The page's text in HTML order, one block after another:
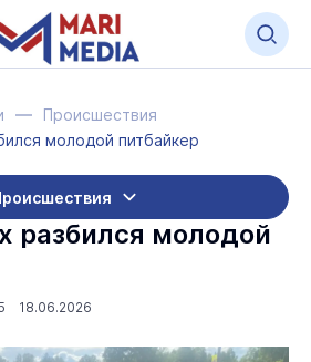
Происшествия
молодой питбайкер
разбился молодой
18.06.2026